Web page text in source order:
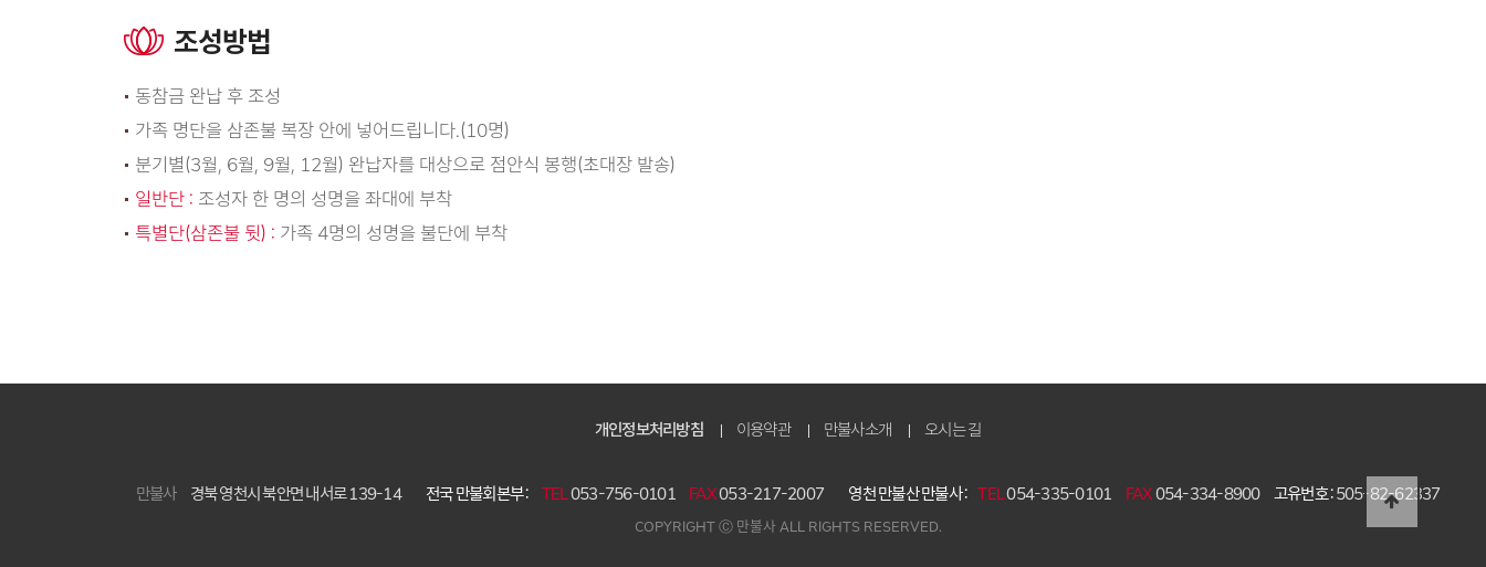
조성방법
동참금 완납 후 조성
가족 명단을 삼존불 복장 안에 넣어드립니다.(10명)
분기별(3월, 6월, 9월, 12월) 완납자를 대상으로 점안식 봉행(초대장 발송)
일반단 : 조성자 한 명의 성명을 좌대에 부착
특별단(삼존불 뒷) : 가족 4명의 성명을 불단에 부착
개인정보처리방침 이용약관 만불사소개 오시는 길
만불사 경북 영천시 북안면 내서로 139-14 전국 만불회본부 : TEL053-756-0101 FAX053-217-2007 영천 만불산 만불사 : TEL054-335-0101 FAX054-334-8900 고유번호 :505-82-62337
COPYRIGHT Ⓒ 만불사 ALL RIGHTS RESERVED.